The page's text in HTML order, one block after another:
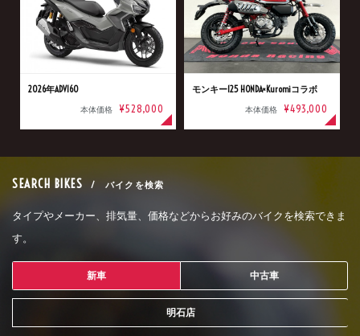
2026年ADV160
本体価格 ¥528,000
モンキー125 HONDA×Kuromiコラボ
本体価格 ¥493,000
SEARCH BIKES / バイクを検索
タイプやメーカー、排気量、価格などからお好みのバイクを検索できま
す。
新車 中古車
明石店